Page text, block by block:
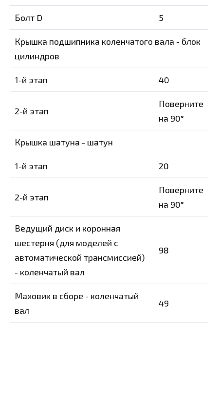
Болт D 5
Крышка подшипника коленчатого вала - блок
цилиндров
1-й этап 40
2-й этап
Поверните
на 90°
Крышка шатуна - шатун
1-й этап 20
2-й этап
Поверните
на 90°
Ведущий диск и коронная
шестерня (для моделей с
автоматической трансмиссией)
- коленчатый вал
98
Маховик в сборе - коленчатый
вал
49